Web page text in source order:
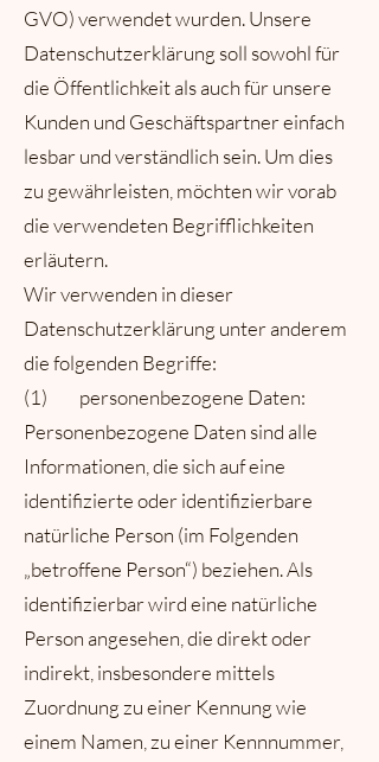
GVO) verwendet wurden. Unsere
Datenschutzerklärung soll sowohl für
die Öffentlichkeit als auch für unsere
Kunden und Geschäftspartner einfach
lesbar und verständlich sein. Um dies
zu gewährleisten, möchten wir vorab
die verwendeten Begrifflichkeiten
erläutern.
Wir verwenden in dieser
Datenschutzerklärung unter anderem
die folgenden Begriffe:
(1) personenbezogene Daten:
Personenbezogene Daten sind alle
Informationen, die sich auf eine
identifizierte oder identifizierbare
natürliche Person (im Folgenden
„betroffene Person“) beziehen. Als
identifizierbar wird eine natürliche
Person angesehen, die direkt oder
indirekt, insbesondere mittels
Zuordnung zu einer Kennung wie
einem Namen, zu einer Kennnummer,